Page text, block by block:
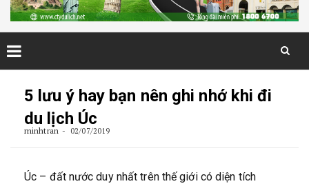
5 lưu ý hay bạn nên ghi nhớ khi đi
du lịch Úc
minhtran 02/07/2019
Úc – đất nước duy nhất trên thế giới có diện tích